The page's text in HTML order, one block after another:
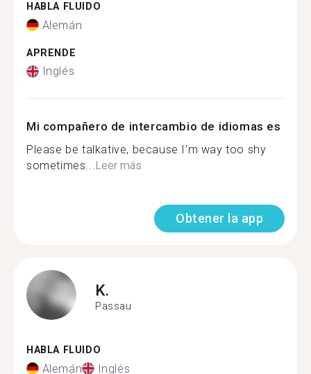
HABLA FLUIDO
Alemán
APRENDE
Inglés
Mi compañero de intercambio de idiomas es
Please be talkative, because I’m way too shy
sometimes...Leer más
Obtener la app
K.
Passau
HABLA FLUIDO
Alemán Inglés